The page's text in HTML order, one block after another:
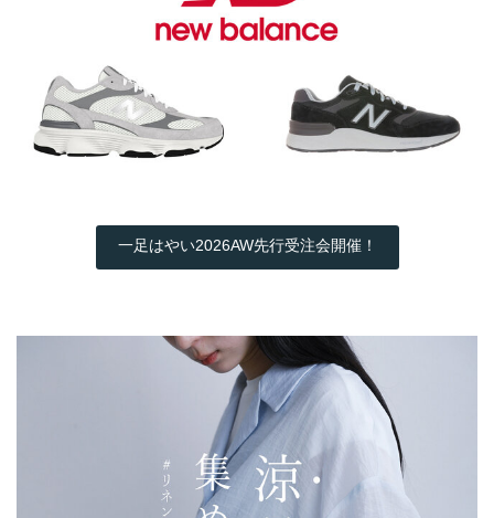
一足はやい2026AW先行受注会開催！